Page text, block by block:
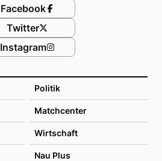
Politik
Matchcenter
Wirtschaft
Nau Plus
Facebook
Twitter
Instagram